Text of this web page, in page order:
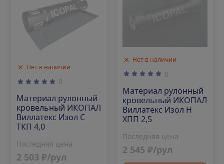
Нет в наличии
0
Материал рулонный
кровельный ИКОПАЛ
Виллатекс Изол С
ТКП 4,0
Последняя цена
2 503 ₽/рул
Нет в наличии
0
Материал рулонный
кровельный ИКОПАЛ
Виллатекс Изол Н
ХПП 2,5
Последняя цена
2 545 ₽/рул